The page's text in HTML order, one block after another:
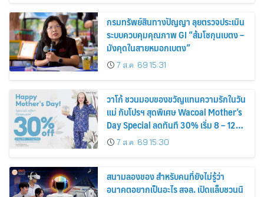
กรมทรัพย์สินทางปัญญา ลุยตรวจประเมิน
ระบบควบคุมคุณภาพ GI “ส้มโชกุนเบตง –
มังคุดในสายหมอกเบตง”
7 ส.ค. 69 15:31
วาโก้ ชวนมอบของขวัญแทนความรักในวัน
แม่ กับโปรฯ สุดพิเศษ Wacoal Mother’s
Day Special ลดทันที 30% เริ่ม 8 – 12
สิงหาคม 2569
7 ส.ค. 69 15:30
สนามลองของ สำหรับคนที่ยังไม่รู้ว่า
อนาคตอยากเป็นอะไร สจล. เปิดแล็บชวนนิ